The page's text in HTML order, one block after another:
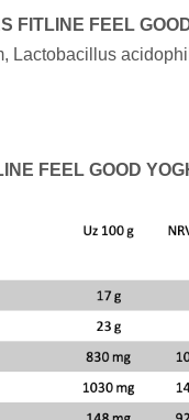
FITLINE FEEL
Lactobacillus
FEEL GOOD